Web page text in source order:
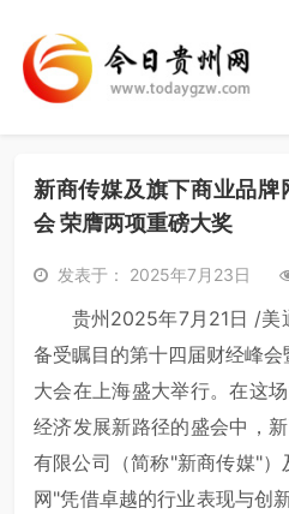
新商传媒及旗下商业品
会 荣膺两项重磅大奖
发表于： 2025年7月23日
贵州 2025年7月21日 /美
备受瞩目的第十四届财经峰
大会在上海盛大举行。在这
经济发展新路径的盛会中，
有限公司（简称"新商传媒"
网"凭借卓越的行业表现与创